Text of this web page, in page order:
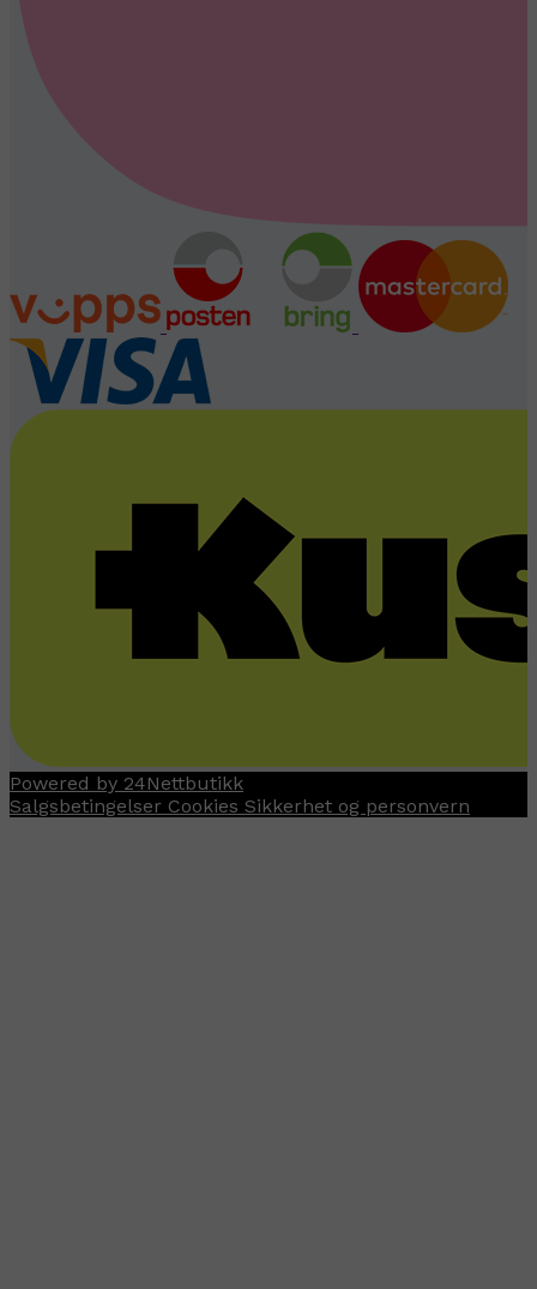
Powered by 24Nettbutikk
Salgsbetingelser Cookies Sikkerhet og personvern